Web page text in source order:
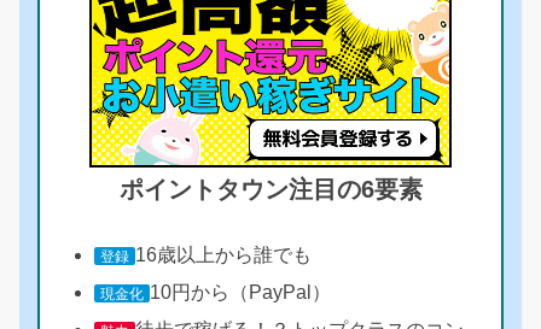
ポイントタウン注目の6要素
登録 16歳以上から誰でも
現金化 10円から（PayPal）